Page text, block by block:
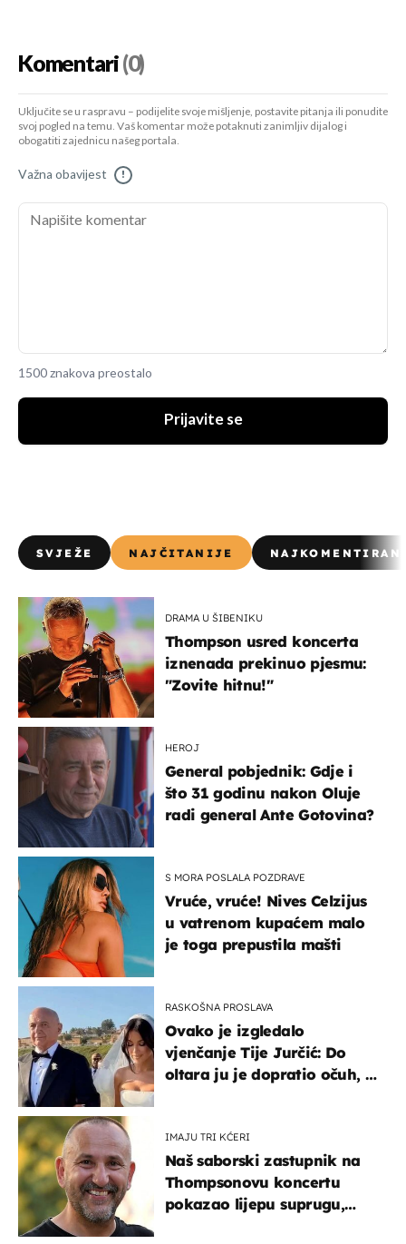
Komentari(0)
Uključite se u raspravu – podijelite svoje mišljenje, postavite pitanja ili ponudite
svoj pogled na temu. Vaš komentar može potaknuti zanimljiv dijalog i
obogatiti zajednicu našeg portala.
Važna obavijest !
1500 znakova preostalo
Prijavite se
SVJEŽE NAJČITANIJE
DRAMA U ŠIBENIKU
Thompson usred koncerta
iznenada prekinuo pjesmu:
"Zovite hitnu!"
HEROJ
General pobjednik: Gdje i
što 31 godinu nakon Oluje
radi general Ante Gotovina?
S MORA POSLALA POZDRAVE
Vruće, vruće! Nives Celzijus
u vatrenom kupaćem malo
je toga prepustila mašti
RASKOŠNA PROSLAVA
Ovako je izgledalo
vjenčanje Tije Jurčić: Do
oltara ju je dopratio očuh, a
IMAJU TRI KĆERI
Naš saborski zastupnik na
Thompsonovu koncertu
pokazao lijepu suprugu,